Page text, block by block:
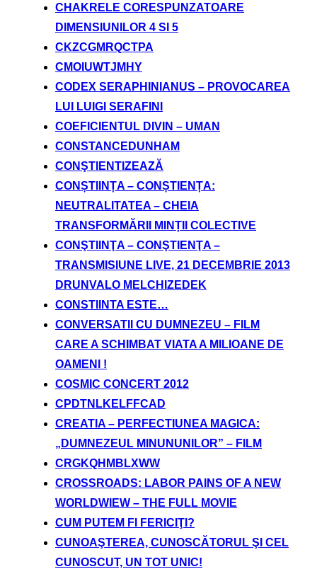
CHAKRELE CORESPUNZATOARE
DIMENSIUNILOR 4 SI 5
CKZCGMRQCTPA
CMOIUWTJMHY
CODEX SERAPHINIANUS – PROVOCAREA
LUI LUIGI SERAFINI
COEFICIENTUL DIVIN – UMAN
CONSTANCEDUNHAM
CONŞTIENTIZEAZĂ
CONȘTIINȚA – CONȘTIENȚA:
NEUTRALITATEA – CHEIA
TRANSFORMĂRII MINȚII COLECTIVE
CONŞTIINŢA – CONŞTIENŢA –
TRANSMISIUNE LIVE, 21 DECEMBRIE 2013
DRUNVALO MELCHIZEDEK
CONSTIINTA ESTE…
CONVERSATII CU DUMNEZEU – FILM
CARE A SCHIMBAT VIATA A MILIOANE DE
OAMENI !
COSMIC CONCERT 2012
CPDTNLKELFFCAD
CREATIA – PERFECTIUNEA MAGICA:
„DUMNEZEUL MINUNUNILOR” – FILM
CRGKQHMBLXWW
CROSSROADS: LABOR PAINS OF A NEW
WORLDWIEW – THE FULL MOVIE
CUM PUTEM FI FERICIŢI?
CUNOAŞTEREA, CUNOSCĂTORUL ŞI CEL
CUNOSCUT, UN TOT UNIC!